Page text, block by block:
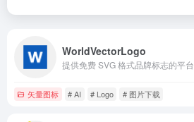
WorldVectorLogo
提供免费 SVG 格式品牌标志的平台
矢量图标 # AI # Logo # 图片下载